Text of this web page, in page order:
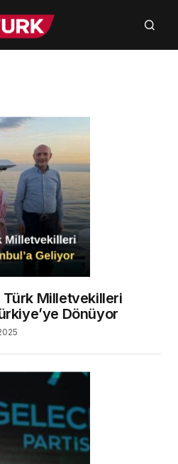
Türk Milletvekilleri
Dönüyor